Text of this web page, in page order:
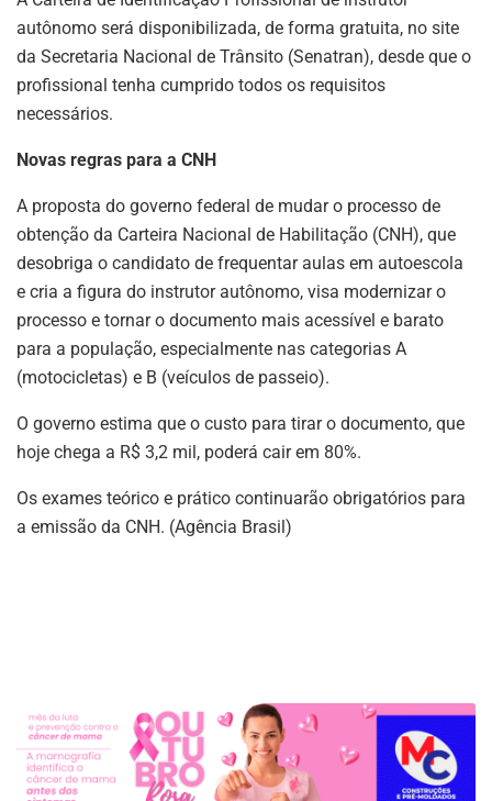
autônomo será disponibilizada, de forma gratuita, no site
da Secretaria Nacional de Trânsito (Senatran), desde que o
profissional tenha cumprido todos os requisitos
necessários.
Novas regras para a CNH
A proposta do governo federal de mudar o processo de
obtenção da Carteira Nacional de Habilitação (CNH), que
desobriga o candidato de frequentar aulas em autoescola
e cria a figura do instrutor autônomo, visa modernizar o
processo e tornar o documento mais acessível e barato
para a população, especialmente nas categorias A
(motocicletas) e B (veículos de passeio).
O governo estima que o custo para tirar o documento, que
hoje chega a R$ 3,2 mil, poderá cair em 80%.
Os exames teórico e prático continuarão obrigatórios para
a emissão da CNH. (Agência Brasil)